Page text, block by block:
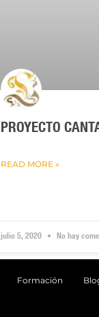
PROYECTO
READ MORE »
julio 5, 2020 No hay
Formación